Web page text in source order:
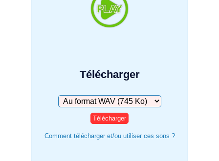
Télécharger
Télécharger
Comment télécharger et/ou utiliser ces sons ?